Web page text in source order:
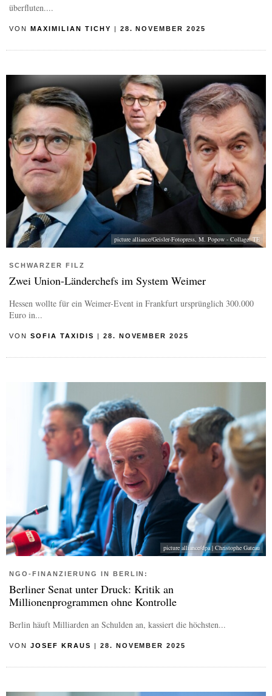
überfluten....
VON MAXIMILIAN TICHY | 28. NOVEMBER 2025
picture alliance/Geisler-Fotopress, M. Popow - Collage: TE
SCHWARZER FILZ
Zwei Union-Länderchefs im System Weimer
Hessen wollte für ein Weimer-Event in Frankfurt ursprünglich 300.000
Euro in...
VON SOFIA TAXIDIS 28. NOVEMBER 2025
picture alliance/dpa | Christophe Gateau
NGO-FINANZIERUNG IN BERLIN:
Berliner Senat unter Druck: Kritik an
Millionenprogrammen ohne Kontrolle
Berlin häuft Milliarden an Schulden an, kassiert die höchsten...
VON JOSEF KRAUS | 28. NOVEMBER 2025